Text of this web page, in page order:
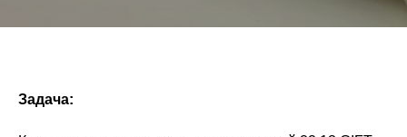
Задача: